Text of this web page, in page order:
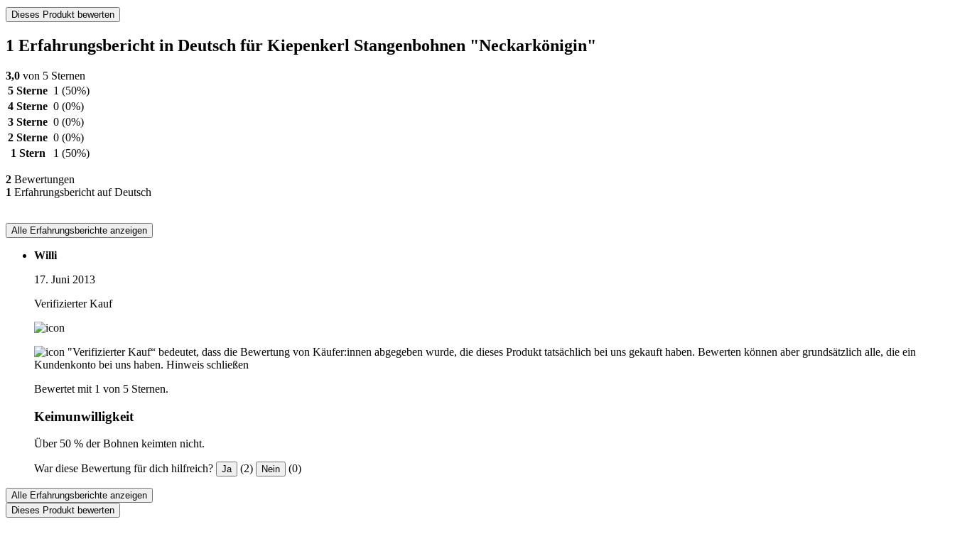
Dieses Produkt bewerten
1 Erfahrungsbericht in Deutsch für Kiepenkerl Stangenbohnen "Neckarkönigin"
3,0 von 5 Sternen
5 Sterne 1 (50%)
4 Sterne 0 (0%)
3 Sterne 0 (0%)
2 Sterne 0 (0%)
1 Stern
1 (50%)
2 Bewertungen
1 Erfahrungsbericht auf Deutsch
Alle Erfahrungsberichte anzeigen
Willi
17. Juni 2013
Verifizierter Kauf
"Verifizierter Kauf“ bedeutet, dass die Bewertung von Käufer:innen abgegeben wurde, die dieses Produkt tatsächlich bei uns gekauft haben. Bewerten können aber grundsätzlich alle, die ein
Kundenkonto bei uns haben. Hinweis schließen
Bewertet mit 1 von 5 Sternen.
Keimunwilligkeit
Über 50 % der Bohnen keimten nicht.
War diese Bewertung für dich hilfreich? Ja (2) Nein (0)
Alle Erfahrungsberichte anzeigen
Dieses Produkt bewerten